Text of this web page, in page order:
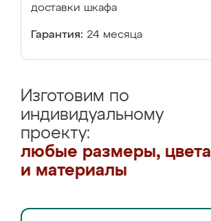
доставки шкафа
Гарантия: 24 месяца
Изготовим по
индивидуальному
проекту:
любые размеры, цвета
и материалы